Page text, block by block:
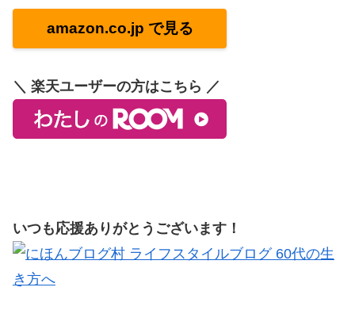
amazon.co.jp で見る
＼ 楽天ユーザーの方はこちら ／
いつも応援ありがとうございます！